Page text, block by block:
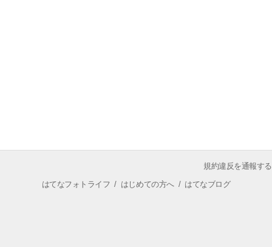
規約違反を通報する
はてなフォトライフ / はじめての方へ/ はてなブログ